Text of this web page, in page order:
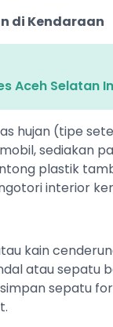
di Kendaraan
Aceh Selatan
hujan (tipe
sediakan
plastik
interior
kain
atau sepatu
sepatu